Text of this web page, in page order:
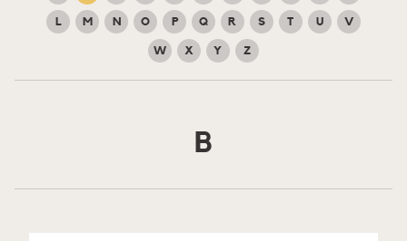
L M N O P Q R S T U V
W X Y Z
B